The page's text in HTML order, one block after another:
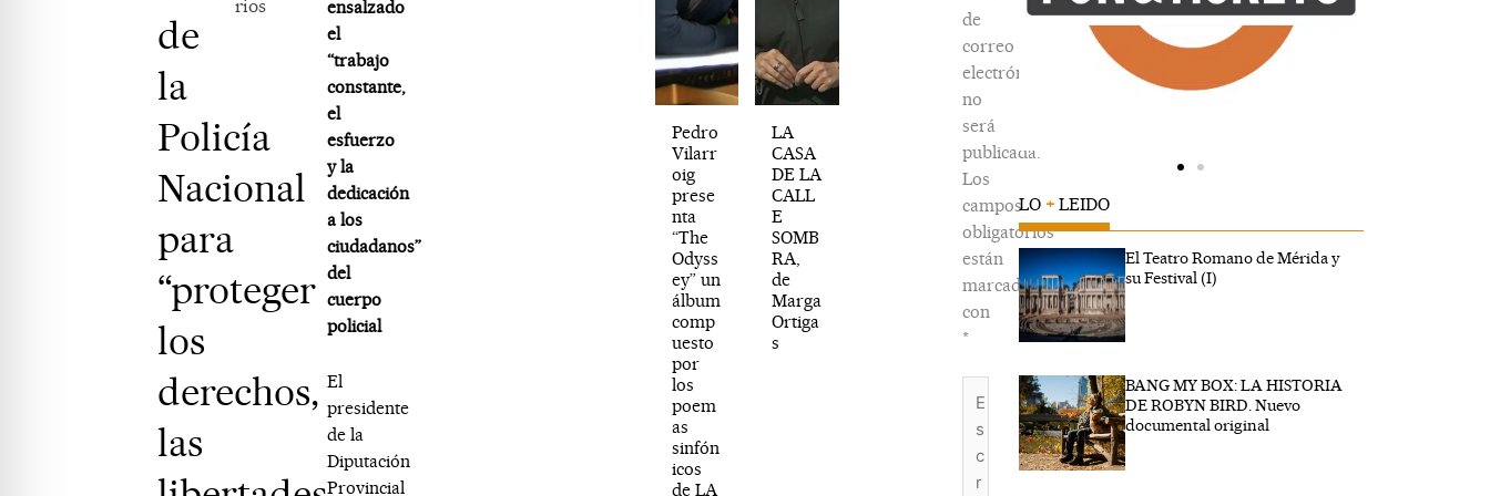
de
la
Policía
Nacional
para
“proteger
los
derechos,
las
rios
ensalzado
el
“trabajo
constante,
el
esfuerzo
y la
dedicación
a los
ciudadanos”
del
cuerpo
policial
El
presidente
de la
Diputación
Provincial
Pedro
Vilarr
oig
prese
nta
“The
Odyss
ey” un
álbum
comp
uesto
por
los
poem
as
sinfón
icos
de LA
LA
CASA
DE LA
CALL
E
SOMB
RA,
de
Marga
Ortiga
s
de
correo
electrónico
no
será
publicada.
Los
campos
obligatorios
están
marcados
con
*
aquí...
LO +LEIDO
El Teatro Romano de Mérida y
su Festival (I)
BANG MY BOX: LA HISTORIA
DE ROBYN BIRD. Nuevo
documental original